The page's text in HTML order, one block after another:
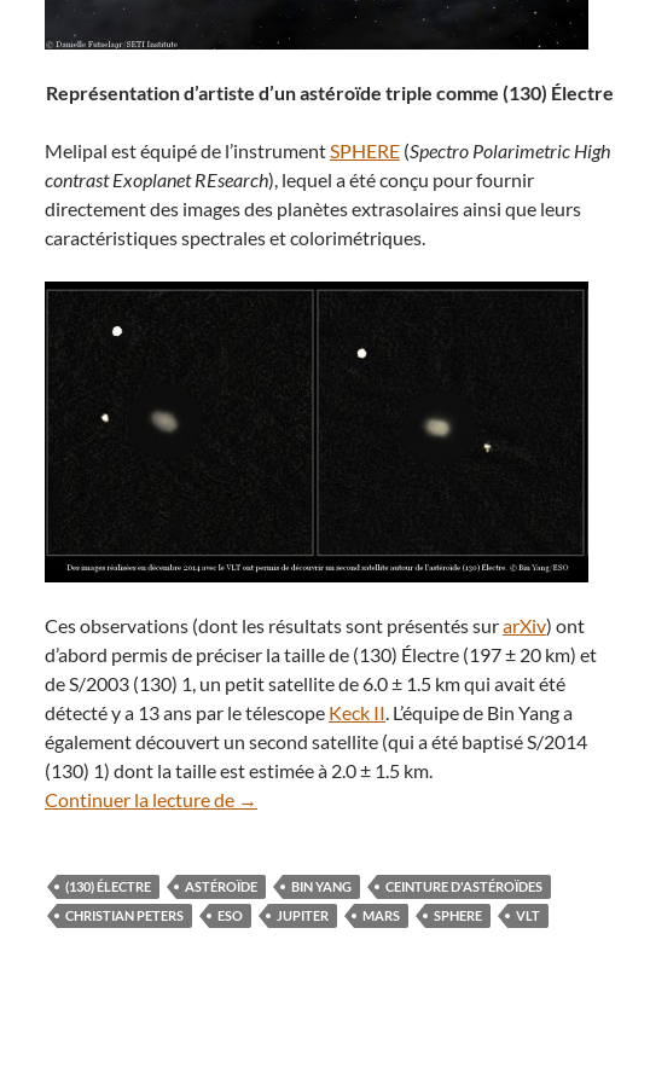
Représentation d’artiste d’un astéroïde triple comme (130) Électre
Melipal est équipé de l’instrumentSPHERE (Spectro Polarimetric High
contrast Exoplanet REsearch), lequel a été conçu pour fournir
directement des images des planètes extrasolaires ainsi que leurs
caractéristiques spectrales et colorimétriques.
Ces observations (dont les résultats sont présentés surarXiv) ont
d’abord permis de préciser la taille de (130) Électre (197 ± 20 km) et
de S/2003 (130) 1, un petit satellite de 6.0 ± 1.5 km qui avait été
détecté y a 13 ans par le télescope Keck II. L’équipe de Bin Yang a
également découvert un second satellite (qui a été baptisé S/2014
(130) 1) dont la taille est estimée à 2.0 ± 1.5 km.
Continuer la lecture de Un deuxième satellite pour l’astéroïde (130) Électre
→
(130) ÉLECTRE ASTÉROÏDE BIN YANG
CEINTURE D'ASTÉROÏDES
CHRISTIAN PETERS
ESO JUPITER MARS SPHERE VLT